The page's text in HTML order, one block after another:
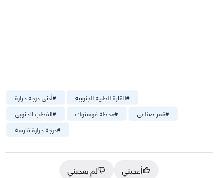
#أدنى درجة حرارة #القارة الطبية الجنوبية
#القطب الجنوبي #محطة فوستوك #قمر صناعي
#درجة حرارة قارسة
أعجبني
لم يعجبني